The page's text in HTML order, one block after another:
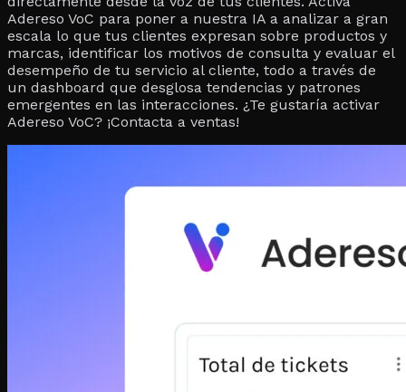
Adereso VoC para poner a nuestra IA a analizar a gran
escala lo que tus clientes expresan sobre productos y
marcas, identificar los motivos de consulta y evaluar el
desempeño de tu servicio al cliente, todo a través de
un dashboard que desglosa tendencias y patrones
emergentes en las interacciones. ¿Te gustaría activar
Adereso VoC? ¡Contacta a ventas!